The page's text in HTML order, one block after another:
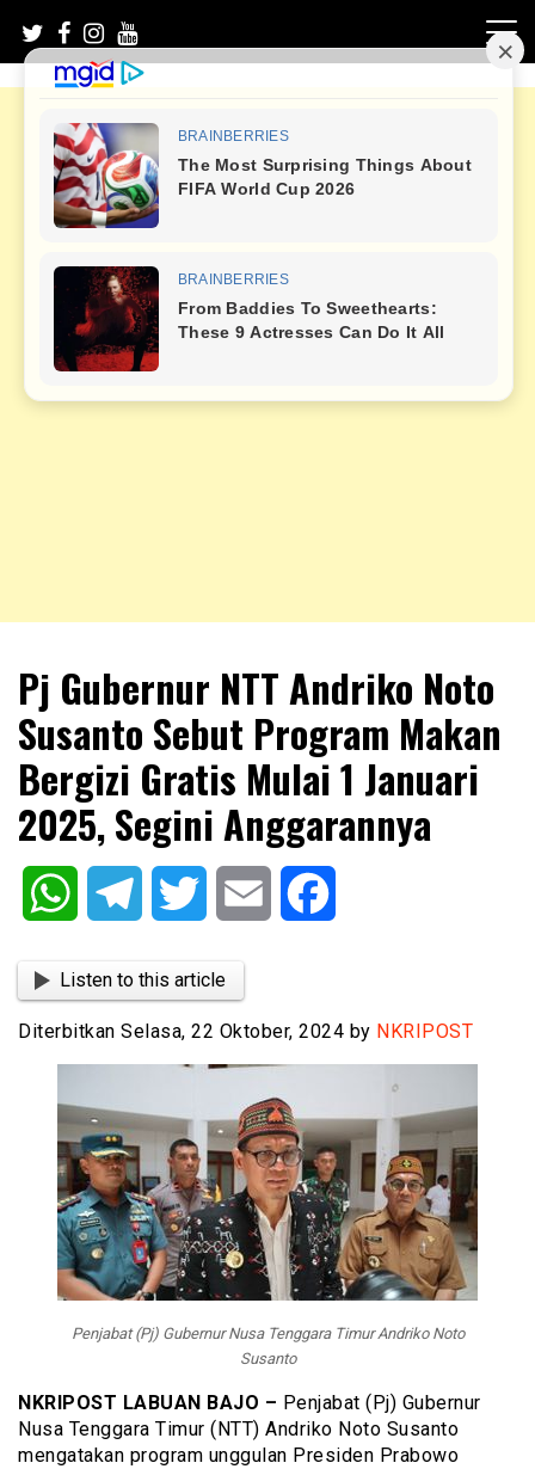
content
NKRIPOST
Pj Gubernur NTT Andriko Noto
Susanto Sebut Program Makan
Bergizi Gratis Mulai 1 Januari
2025, Segini Anggarannya
WhatsAppTelegram Twitter Email
Listen to this article
Diterbitkan Selasa, 22 Oktober, 2024 by NKRIPOST
Penjabat (Pj) Gubernur Nusa Tenggara Timur Andriko Noto
Susanto
NKRIPOST LABUAN BAJO – Penjabat (Pj) Gubernur
Nusa Tenggara Timur (NTT) Andriko Noto Susanto
mengatakan program unggulan Presiden Prabowo